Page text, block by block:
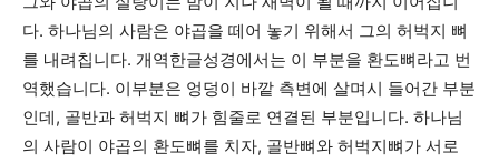
다. 하나님의 사람은 야곱을 떼어 놓기 위해서 그의 허벅지 뼈
를 내려칩니다. 개역한글성경에서는 이 부분을 환도뼈라고 번
역했습니다. 이부분은 엉덩이 바깥 측변에 살며시 들어간 부분
인데, 골반과 허벅지 뼈가 힘줄로 연결된 부분입니다. 하나님
의 사람이 야곱의 환도뼈를 치자, 골반뼈와 허벅지뼈가 서로